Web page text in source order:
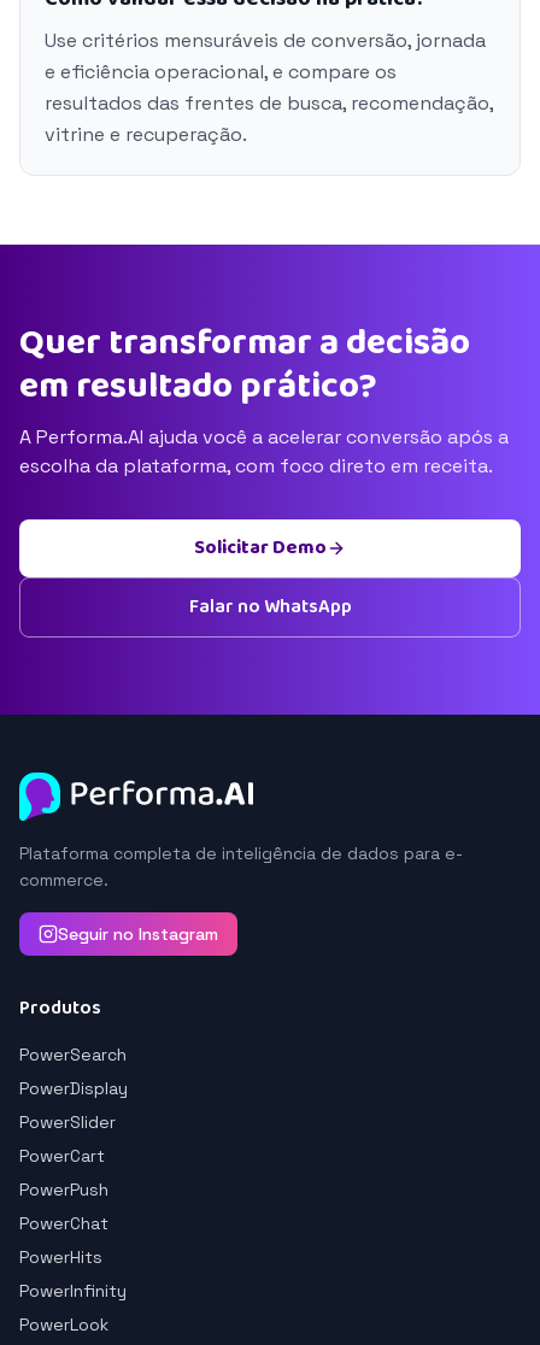
Use critérios mensuráveis de conversão, jornada
e eficiência operacional, e compare os
resultados das frentes de busca, recomendação,
vitrine e recuperação.
Quer transformar a decisão
em resultado prático?
A Performa.AI ajuda você a acelerar conversão após a
escolha da plataforma, com foco direto em receita.
Solicitar Demo
Falar no WhatsApp
Plataforma completa de inteligência de dados para e-
commerce.
Seguir no Instagram
Produtos
PowerSearch
PowerDisplay
PowerSlider
PowerCart
PowerPush
PowerChat
PowerHits
PowerInfinity
PowerLook